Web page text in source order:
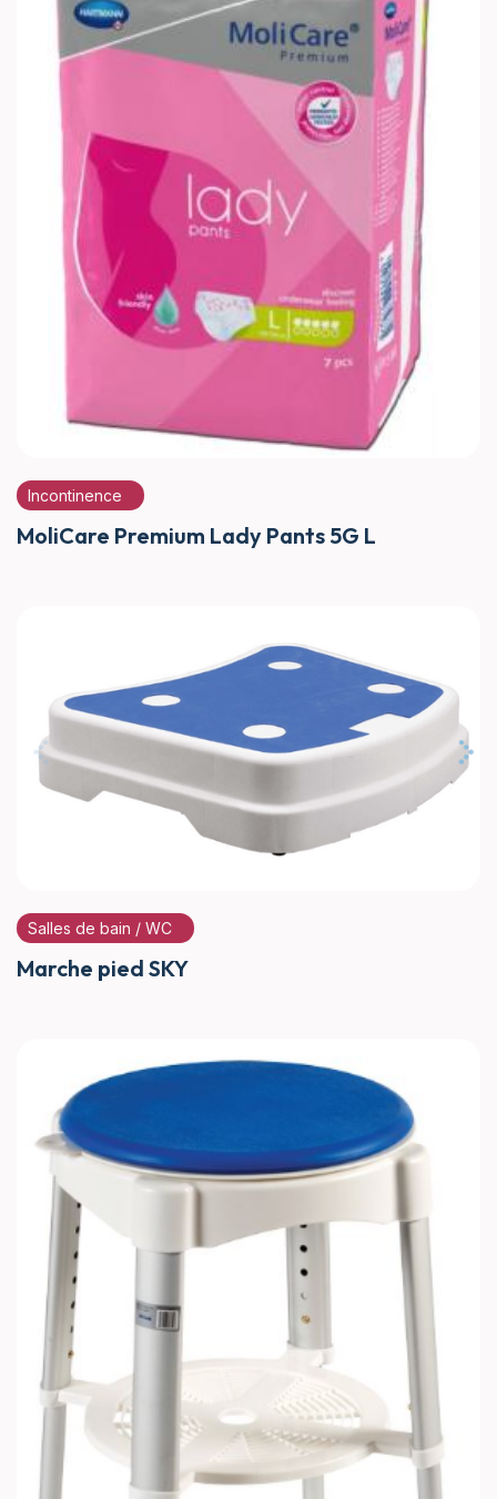
Incontinence
MoliCare Premium Lady Pants 5G L
Salles de bain / WC
Marche pied SKY